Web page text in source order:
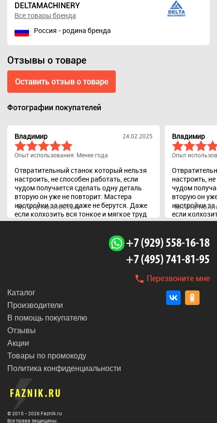
DELTAMACHINERY
Все товары бренда
Россия - родина бренда
Отзывы о товаре
Оставить отзыв о товаре
Фотографии покупателей
Владимир 24.02.2025
Опыт использования: Менее года
Отвратительный станок который нельзя
настроить, не способен работать, если
чудом получается сделать одну деталь
вторую он уже не повторит. Мастера
настройки за него даже не берутся. Даже
если колхозить вся тонкое и мягкое труд
не из легких.
Читать полностью
Владимир
Опыт
настроить,
чудом
вторую он
настройки
если
не из легких.
Читать
+7 (929) 558-16-18
+7 (495) 741-81-95
Перезвоните мне
Каталог
Производители
В помощь покупателю
Отзывы
Акции
Товары по промокоду
Политика конфиденциальности
© 2015 - 2026 Faznik.ru
Все права защищены.